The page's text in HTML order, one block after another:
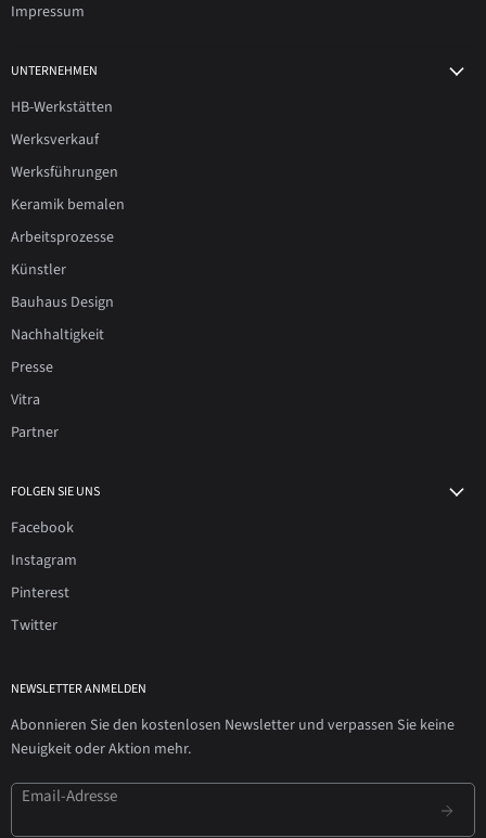
Impressum
UNTERNEHMEN
HB-Werkstätten
Werksverkauf
Werksführungen
Keramik bemalen
Arbeitsprozesse
Künstler
Bauhaus Design
Nachhaltigkeit
Presse
Vitra
Partner
FOLGEN SIE UNS
Facebook
Instagram
Pinterest
Twitter
NEWSLETTER ANMELDEN
Abonnieren Sie den kostenlosen Newsletter und verpassen Sie keine
Neuigkeit oder Aktion mehr.
Email-Adresse